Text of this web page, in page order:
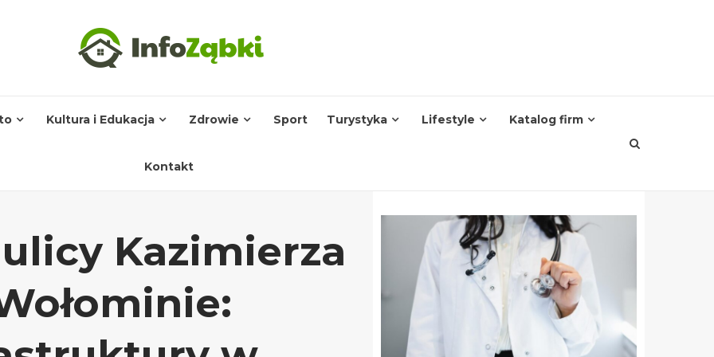
Kultura i Edukacja Zdrowie Sport Turystyka Lifestyle Katalog firm
Kontakt
Kazimierza